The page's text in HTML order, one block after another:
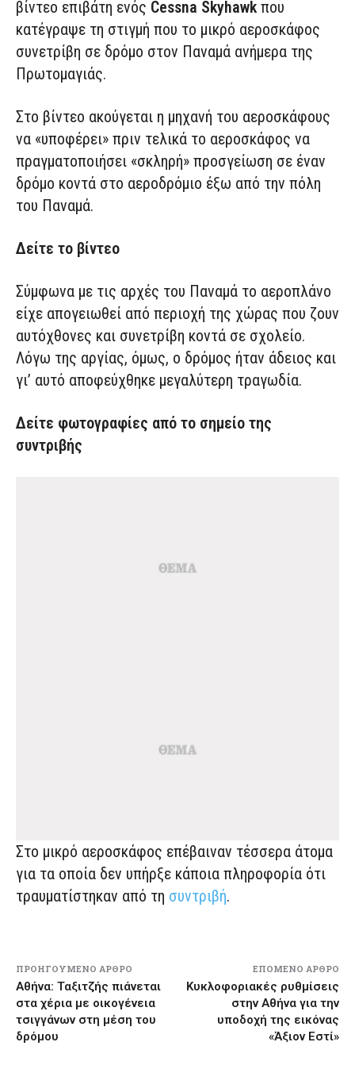
βίντεο επιβάτη ενός Cessna Skyhawkπου
κατέγραψε τη στιγμή που το μικρό αεροσκάφος
συνετρίβη σε δρόμο στον Παναμά ανήμερα της
Πρωτομαγιάς.
Στο βίντεο ακούγεται η μηχανή του αεροσκάφους
να «υποφέρει» πριν τελικά το αεροσκάφος να
πραγματοποιήσει «σκληρή» προσγείωση σε έναν
δρόμο κοντά στο αεροδρόμιο έξω από την πόλη
του Παναμά.
Δείτε το βίντεο
Σύμφωνα με τις αρχές του Παναμά το αεροπλάνο
είχε απογειωθεί από περιοχή της χώρας που ζουν
αυτόχθονες και συνετρίβη κοντά σε σχολείο.
Λόγω της αργίας, όμως, ο δρόμος ήταν άδειος και
γι’ αυτό αποφεύχθηκε μεγαλύτερη τραγωδία.
Δείτε φωτογραφίες από το σημείο της
συντριβής
Στο μικρό αεροσκάφος επέβαιναν τέσσερα άτομα
για τα οποία δεν υπήρξε κάποια πληροφορία ότι
τραυματίστηκαν από τη συντριβή.
ΠΡΟΗΓΟΎΜΕΝΟ ΆΡΘΡΟ
Αθήνα: Ταξιτζής πιάνεται
στα χέρια με οικογένεια
τσιγγάνων στη μέση του
δρόμου
ΕΠΌΜΕΝΟ ΆΡΘΡΟ
Κυκλοφοριακές ρυθμίσεις
στην Αθήνα για την
υποδοχή της εικόνας
«Άξιον Εστί»